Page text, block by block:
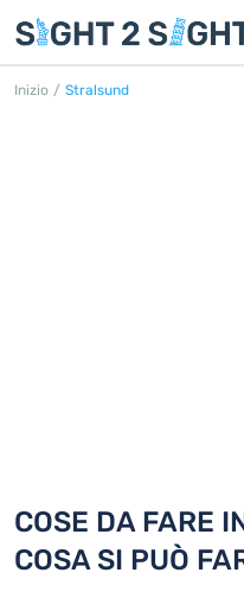
Inizio / Stralsund
COSE DA FARE
COSA SI PUÒ